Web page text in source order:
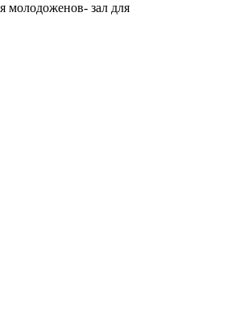
молодоженов- зал для